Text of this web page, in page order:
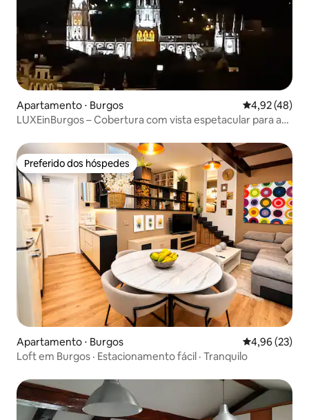
Apartamento ⋅ Burgos 4,92 de uma
4,92 (48)
LUXEinBurgos – Cobertura com vista espetacular para a
Preferido dos hóspedes
Preferido dos hóspedes
Apartamento ⋅ Burgos 4,96 de uma
4,96 (23)
Loft em Burgos · Estacionamento fácil · Tranquilo